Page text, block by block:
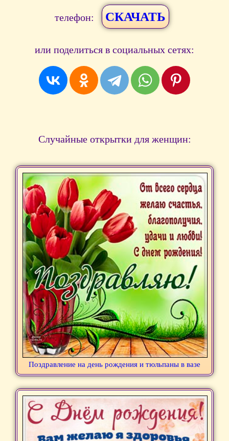
телефон: СКАЧАТЬ
или поделиться в социальных сетях:
Случайные открытки для женщин:
Поздравление на день рождения и тюльпаны в вазе